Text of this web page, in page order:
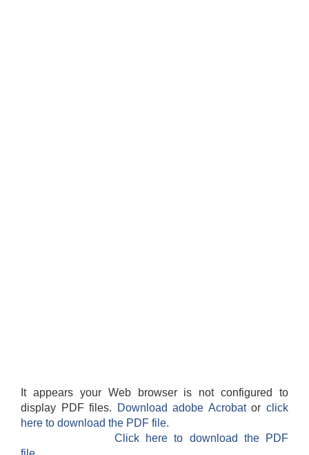
It appears your Web browser is not configured to
display PDF files.
Download adobe Acrobatorclick
here to download the PDF file.
Click here to download the PDF